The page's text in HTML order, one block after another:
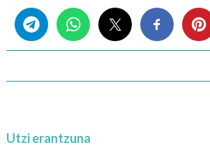
Utzi erantzuna